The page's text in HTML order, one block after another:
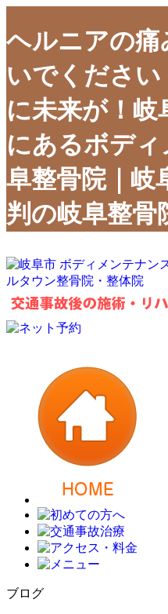
ヘルニアの
いでくださ
に未来が！岐
にあるボデ
阜整骨院｜岐
判の岐阜整骨
ブログ